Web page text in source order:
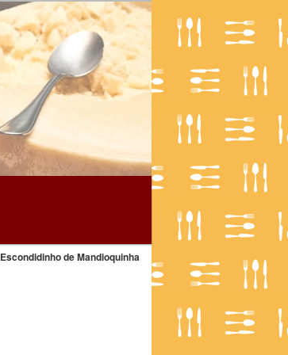
Escondidinho de Mandioquinha